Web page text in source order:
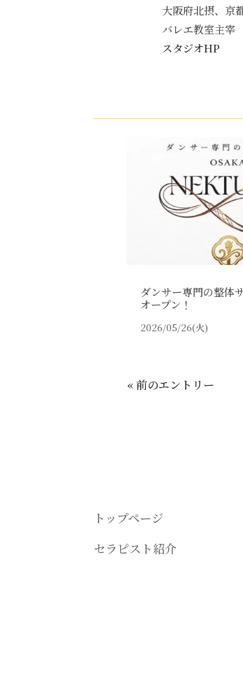
大阪府北摂、京
バレエ教室主宰
スタジオHP
ダンサー専門の整体
オープン！
2026/05/26(火)
« 前のエントリー
トップページ
セラピスト紹介